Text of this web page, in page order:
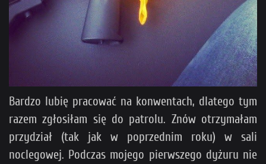
Bardzo lubię pracować na konwentach, dlatego tym
razem zgłosiłam się do patrolu. Znów otrzymałam
przydział (tak jak w poprzednim roku) w sali
noclegowej. Podczas mojego pierwszego dyżuru nie